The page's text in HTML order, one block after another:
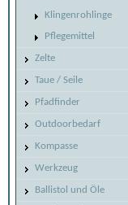
Klingenrohlinge
Pflegemittel
Zelte
Taue / Seile
Pfadfinder
Outdoorbedarf
Kompasse
Werkzeug
Ballistol und Öle